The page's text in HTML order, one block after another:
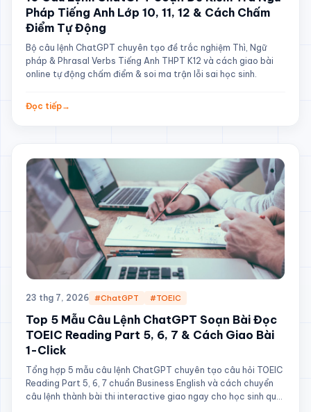
Pháp Tiếng Anh Lớp 10, 11, 12 & Cách Chấm
Điểm Tự Động
Bộ câu lệnh ChatGPT chuyên tạo đề trắc nghiệm Thì, Ngữ
pháp & Phrasal Verbs Tiếng Anh THPT K12 và cách giao bài
online tự động chấm điểm & soi ma trận lỗi sai học sinh.
Đọc tiếp→
23 thg 7, 2026 #ChatGPT #TOEIC
Top 5 Mẫu Câu Lệnh ChatGPT Soạn Bài Đọc
TOEIC Reading Part 5, 6, 7 & Cách Giao Bài
1-Click
Tổng hợp 5 mẫu câu lệnh ChatGPT chuyên tạo câu hỏi TOEIC
Reading Part 5, 6, 7 chuẩn Business English và cách chuyển
câu lệnh thành bài thi interactive giao ngay cho học sinh qua